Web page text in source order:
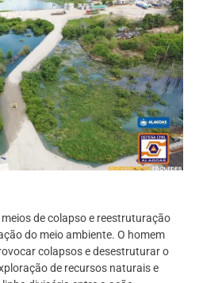
de colapso e reestruturação
do meio ambiente. O homem
colapsos e desestruturar o
de recursos naturais e